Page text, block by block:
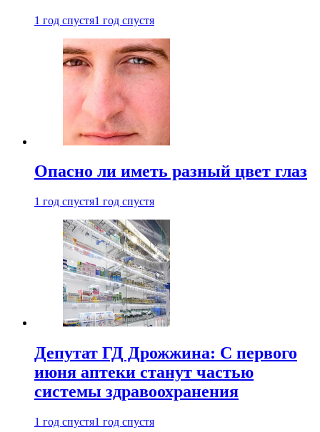
1 год спустя1 год спустя
Опасно ли иметь разный цвет глаз
1 год спустя1 год спустя
Депутат ГД Дрожжина: С первого
июня аптеки станут частью
системы здравоохранения
1 год спустя1 год спустя